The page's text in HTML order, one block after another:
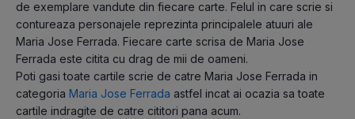
de exemplare vandute din fiecare carte. Felul in care scrie si
contureaza personajele reprezinta principalele atuuri ale
Maria Jose Ferrada. Fiecare carte scrisa de Maria Jose
Ferrada este citita cu drag de mii de oameni.
Poti gasi toate cartile scrie de catre Maria Jose Ferrada in
categoria Maria Jose Ferrada astfel incat ai ocazia sa toate
cartile indragite de catre cititori pana acum.